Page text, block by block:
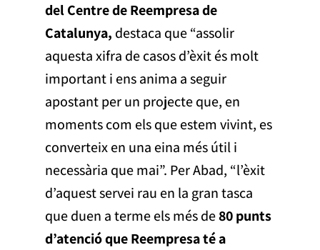
del Centre de Reempresa de
Catalunya, destaca que “assolir
aquesta xifra de casos d’èxit és molt
important i ens anima a seguir
apostant per un projecte que, en
moments com els que estem vivint, es
converteix en una eina més útil i
necessària que mai”. Per Abad, “l’èxit
d’aquest servei rau en la gran tasca
que duen a terme els més de80 punts
d’atenció que Reempresa té a